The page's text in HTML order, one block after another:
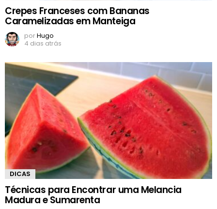
Crepes Franceses com Bananas
Caramelizadas em Manteiga
porHugo
4 dias atrás
DICAS
Técnicas para Encontrar uma Melancia
Madura e Sumarenta